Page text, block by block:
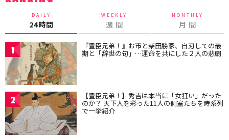
DAILY
24時間
WEEKLY
週 間
MONTHLY
月 間
1 『豊臣兄弟！』お市と柴田勝家、自刃しての最
期と「辞世の句」…運命を共にした２人の悲劇
2 【豊臣兄弟！】秀吉は本当に「女狂い」だった
のか？ 天下人を彩った11人の側室たちを時系列
で一挙紹介